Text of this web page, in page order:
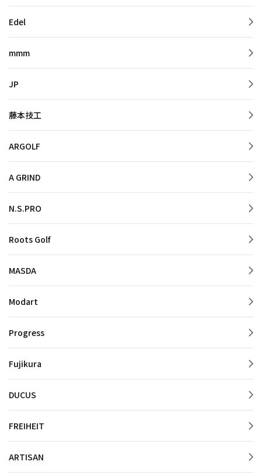
Edel
mmm
JP
藤本技工
ARGOLF
A GRIND
N.S.PRO
Roots Golf
MASDA
Modart
Progress
Fujikura
DUCUS
FREIHEIT
ARTISAN